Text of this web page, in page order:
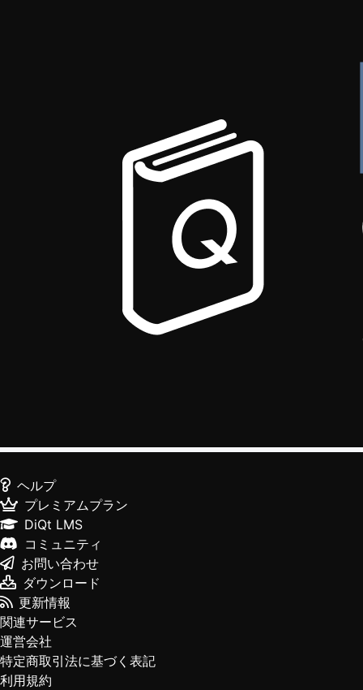
ヘルプ
プレミアムプラン
DiQt LMS
コミュニティ
お問い合わせ
ダウンロード
更新情報
関連サービス
運営会社
特定商取引法に基づく表記
利用規約